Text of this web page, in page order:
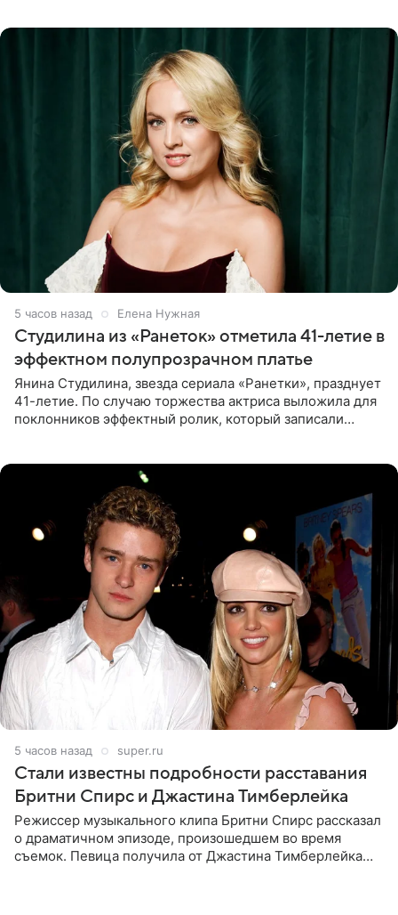
5 часов назад Елена Нужная
Студилина из «Ранеток» отметила 41-летие в
эффектном полупрозрачном платье
Янина Студилина, звезда сериала «Ранетки», празднует
41-летие. По случаю торжества актриса выложила для
поклонников эффектный ролик, который записали
5 часов назад super.ru
Стали известны подробности расставания
Бритни Спирс и Джастина Тимберлейка
Режиссер музыкального клипа Бритни Спирс рассказал
о драматичном эпизоде, произошедшем во время
съемок. Певица получила от Джастина Тимберлейка